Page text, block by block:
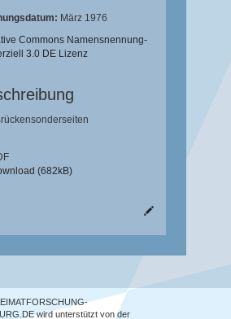
März 1976
Commons Namensnennung-
3.0 DE Lizenz
(682kB)
wird unterstützt von der